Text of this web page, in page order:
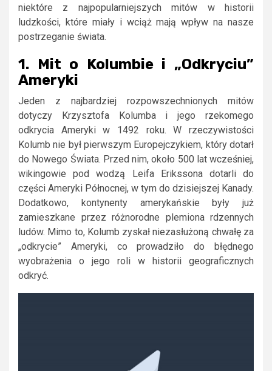
niektóre z najpopularniejszych mitów w historii
ludzkości, które miały i wciąż mają wpływ na nasze
postrzeganie świata.
1. Mit o Kolumbie i „Odkryciu”
Ameryki
Jeden z najbardziej rozpowszechnionych mitów
dotyczy Krzysztofa Kolumba i jego rzekomego
odkrycia Ameryki w 1492 roku. W rzeczywistości
Kolumb nie był pierwszym Europejczykiem, który dotarł
do Nowego Świata. Przed nim, około 500 lat wcześniej,
wikingowie pod wodzą Leifa Erikssona dotarli do
części Ameryki Północnej, w tym do dzisiejszej Kanady.
Dodatkowo, kontynenty amerykańskie były już
zamieszkane przez różnorodne plemiona rdzennych
ludów. Mimo to, Kolumb zyskał niezasłużoną chwałę za
„odkrycie” Ameryki, co prowadziło do błędnego
wyobrażenia o jego roli w historii geograficznych
odkryć.